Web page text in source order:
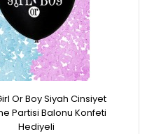
Or Boy Siyah Cinsiyet
Partisi Balonu Konfeti
Hediyeli